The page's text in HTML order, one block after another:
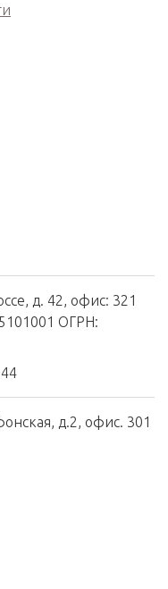
д. 42, офис: 321
ОГРН:
д.2, офис. 301